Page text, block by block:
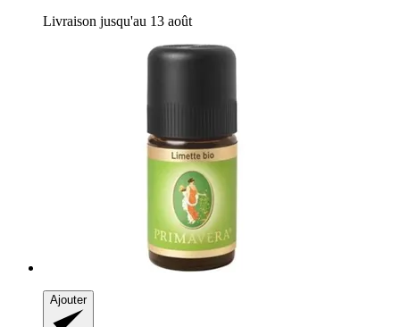
Livraison jusqu'au 13 août
Ajouter